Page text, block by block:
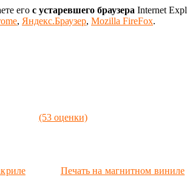
его с устаревшего браузера Internet
, Яндекс.Браузер, Mozilla FireFox.
(53 оценки)
Печать на магнитном виниле